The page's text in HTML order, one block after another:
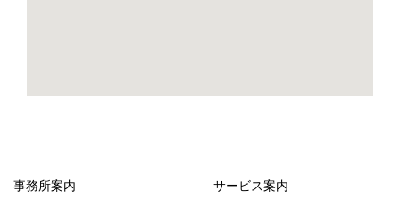
事務所案内 サービス案内